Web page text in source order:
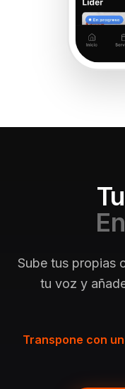
Sube tus propias
tu voz y
Transpone con